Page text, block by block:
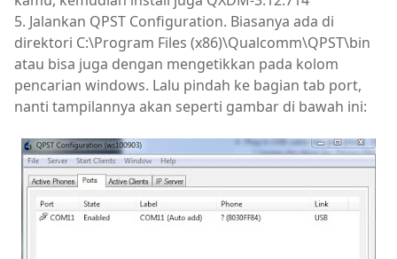
5. Jalankan QPST Configuration. Biasanya ada di
direktori C:\Program Files (x86)\Qualcomm\QPST\bin
atau bisa juga dengan mengetikkan pada kolom
pencarian windows. Lalu pindah ke bagian tab port,
nanti tampilannya akan seperti gambar di bawah ini: